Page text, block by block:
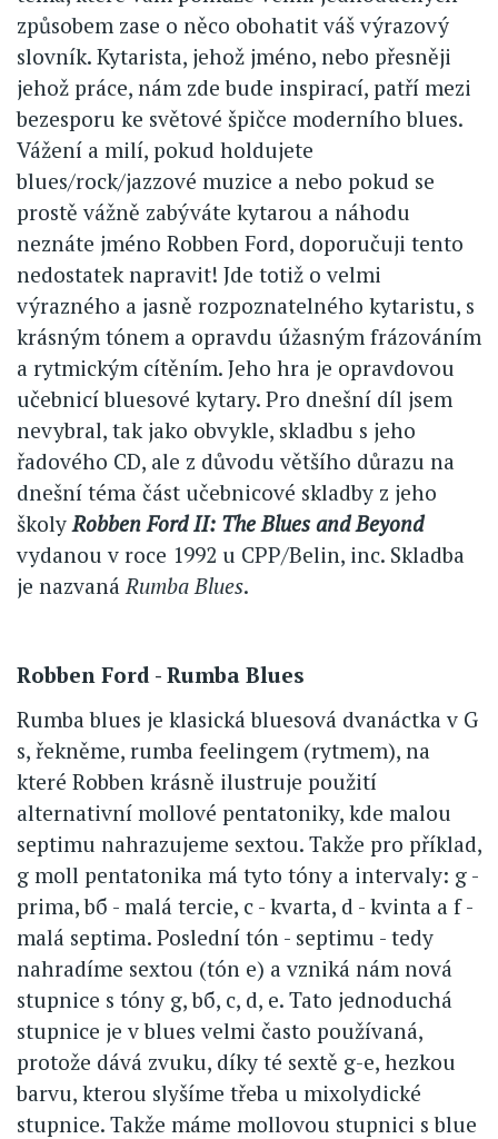
způsobem zase o něco obohatit váš výrazový
slovník. Kytarista, jehož jméno, nebo přesněji
jehož práce, nám zde bude inspirací, patří mezi
bezesporu ke světové špičce moderního blues.
Vážení a milí, pokud holdujete
blues/rock/jazzové muzice a nebo pokud se
prostě vážně zabýváte kytarou a náhodu
neznáte jméno Robben Ford, doporučuji tento
nedostatek napravit! Jde totiž o velmi
výrazného a jasně rozpoznatelného kytaristu, s
krásným tónem a opravdu úžasným frázováním
a rytmickým cítěním. Jeho hra je opravdovou
učebnicí bluesové kytary. Pro dnešní díl jsem
nevybral, tak jako obvykle, skladbu s jeho
řadového CD, ale z důvodu většího důrazu na
dnešní téma část učebnicové skladby z jeho
školy Robben Ford II: The Blues and Beyond
vydanou v roce 1992 u CPP/Belin, inc. Skladba
je nazvaná Rumba Blues.
Robben Ford - Rumba Blues
Rumba blues je klasická bluesová dvanáctka v G
s, řekněme, rumba feelingem (rytmem), na
které Robben krásně ilustruje použití
alternativní mollové pentatoniky, kde malou
septimu nahrazujeme sextou. Takže pro příklad,
g moll pentatonika má tyto tóny a intervaly: g -
prima, bб - malá tercie, c - kvarta, d - kvinta a f -
malá septima. Poslední tón - septimu - tedy
nahradíme sextou (tón e) a vzniká nám nová
stupnice s tóny g, bб, c, d, e. Tato jednoduchá
stupnice je v blues velmi často používaná,
protože dává zvuku, díky té sextě g-e, hezkou
barvu, kterou slyšíme třeba u mixolydické
stupnice. Takže máme mollovou stupnici s blue